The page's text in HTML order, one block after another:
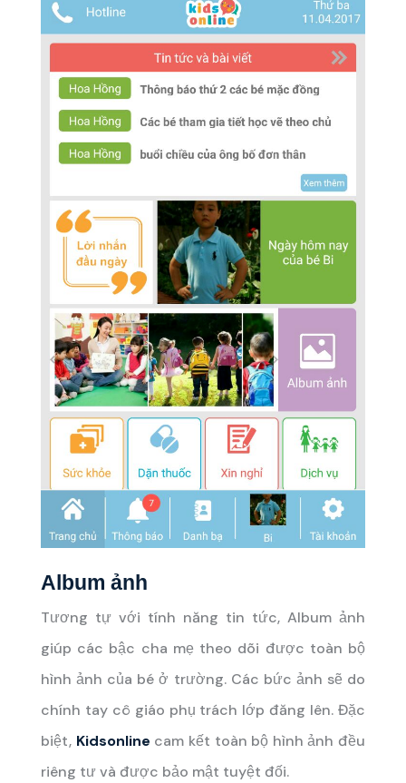
Album ảnh
Tương tự với tính năng tin tức, Album ảnh
giúp các bậc cha mẹ theo dõi được toàn bộ
hình ảnh của bé ở trường. Các bức ảnh sẽ do
chính tay cô giáo phụ trách lớp đăng lên. Đặc
biệt, Kidsonline cam kết toàn bộ hình ảnh đều
riêng tư và được bảo mật tuyệt đối.